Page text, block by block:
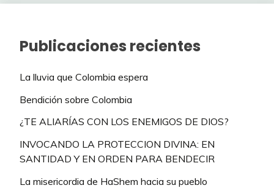
Publicaciones recientes
La lluvia que Colombia espera
Bendición sobre Colombia
¿TE ALIARÍAS CON LOS ENEMIGOS DE DIOS?
INVOCANDO LA PROTECCION DIVINA: EN
SANTIDAD Y EN ORDEN PARA BENDECIR
La misericordia de HaShem hacia su pueblo